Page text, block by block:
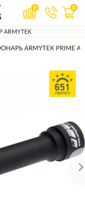
0 0
ARMYTEK
ARMYTEK PRIME A2